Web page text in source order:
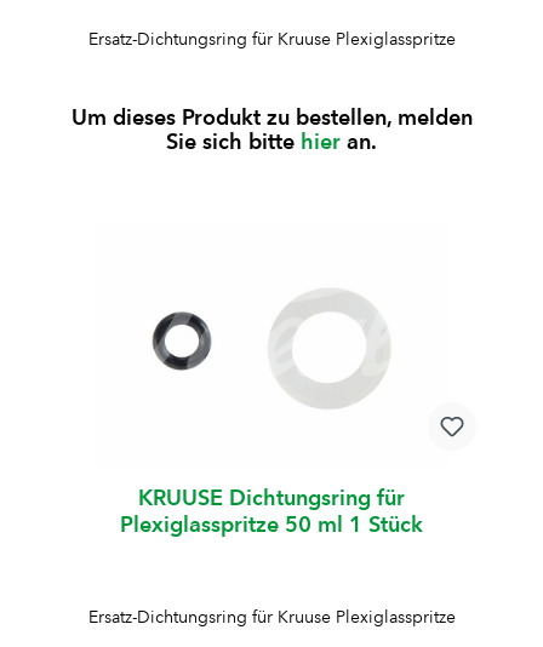
Ersatz-Dichtungsring für Kruuse Plexiglasspritze
Um dieses Produkt zu bestellen, melden
Sie sich bitte hier an.
KRUUSE Dichtungsring für
Plexiglasspritze 50 ml 1 Stück
Ersatz-Dichtungsring für Kruuse Plexiglasspritze